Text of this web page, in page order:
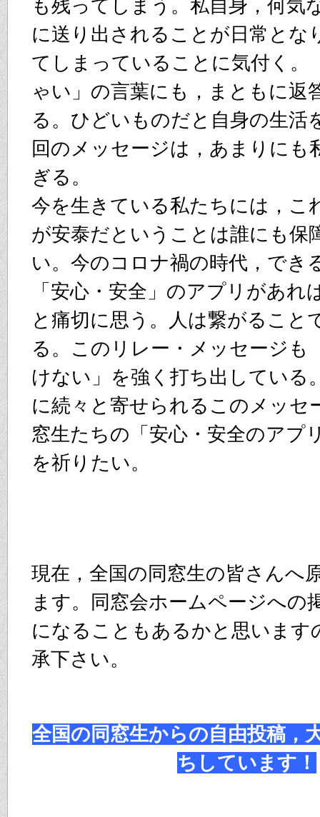
も残ってしまう。私自身，何気
に送り出されることが日常とな
てしまっていることに気付く。
ゃい」の言葉にも，まともに返
る。ひどいものだと自身の生活
回のメッセージは，あまりにも
ぎる。
今を生きている私たちには，こ
が安泰だということは誰にも保
い。今のコロナ禍の時代，でき
「安心・安全」のアプリがあれ
と痛切に思う。人は繋がること
る。このリレー・メッセージも
けない」を強く打ち出している
に続々と寄せられるこのメッセ
窓生たちの「安心・安全のアプ
を祈りたい。
現在，全国の同窓生の皆さんへ
ます。同窓会ホームページへの
になることもあるかと思います
承下さい。
全国の同窓生からの自由投稿，
ちしています！